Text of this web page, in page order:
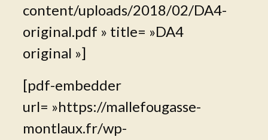
content/uploads/2018/02/DA4-
original.pdf » title= »DA4
original »]
[pdf-embedder
url= »https://mallefougasse-
montlaux.fr/wp-